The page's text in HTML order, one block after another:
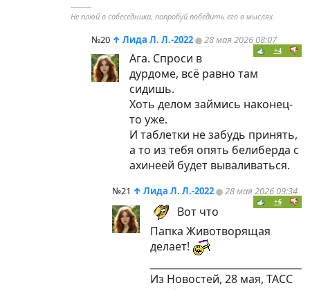
----------
Не плюй в собеседника, попробуй победить его в мыслях.
№20 ↑ Лида Л. Л.-2022 28 мая 2026 08:07
+4
Ага. Спроси в
дурдоме, всё равно там
сидишь.
Хоть делом займись наконец-
то уже.
И таблетки не забудь принять,
а то из тебя опять белиберда с
ахинеей будет вываливаться.
№21 ↑ Лида Л. Л.-2022 28 мая 2026 09:34
+6
Вот что
Папка Животворящая
делает!
Из Новостей, 28 мая, ТАСС